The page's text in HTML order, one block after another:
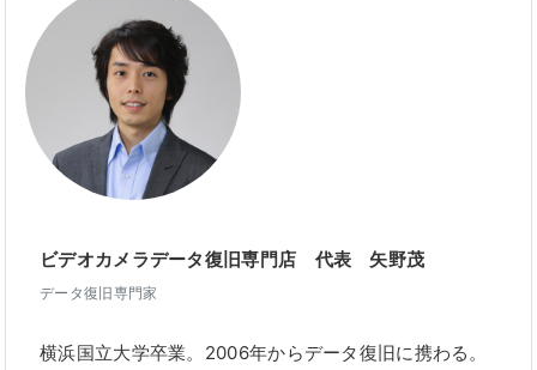
ビデオカメラデータ復旧専門店 代表 矢野茂
データ復旧専門家
横浜国立大学卒業。2006年からデータ復旧に携わる。